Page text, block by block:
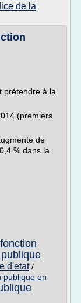
de la
prétendre à la
(premiers
de
% dans la
d'etat/
publique en